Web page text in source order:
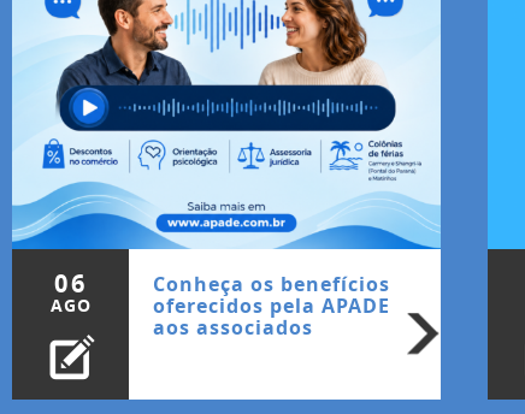
06
AGO
Conheça os benefícios
oferecidos pela APADE
aos associados